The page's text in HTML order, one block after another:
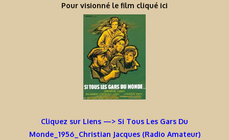
Pour visionné le film cliqué ici
Cliquez sur Liens —> Si Tous Les Gars Du
Monde_1956_Christian Jacques (Radio Amateur)